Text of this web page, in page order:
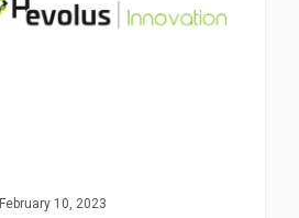
February 10, 2023